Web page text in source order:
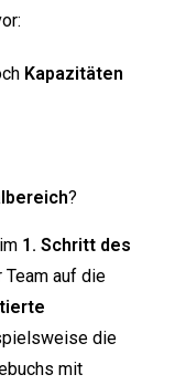
Kapazitäten
?
1. Schritt des
Team auf die
die
mit